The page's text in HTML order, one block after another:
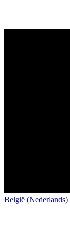
België (Nederlands)